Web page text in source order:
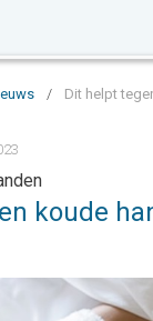
/ Dit helpt
koude